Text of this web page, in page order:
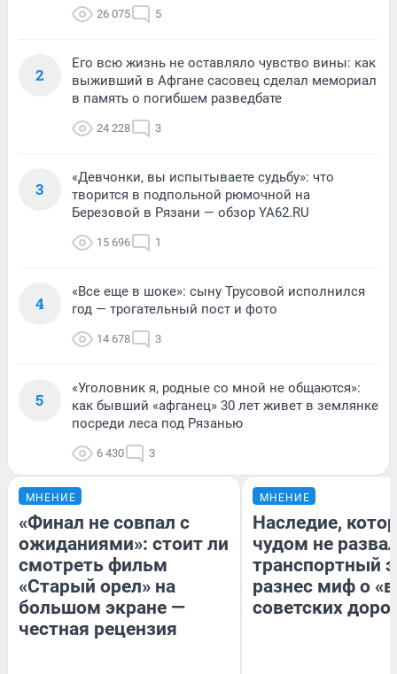
26 075 5
2
Его всю жизнь не оставляло чувство вины: как
выживший в Афгане сасовец сделал мемориал
в память о погибшем разведбате
24 228 3
3
«Девчонки, вы испытываете судьбу»: что
творится в подпольной рюмочной на
Березовой в Рязани — обзор YA62.RU
15 696 1
4
«Все еще в шоке»: сыну Трусовой исполнился
год — трогательный пост и фото
14 678 3
5
«Уголовник я, родные со мной не общаются»:
как бывший «афганец» 30 лет живет в землянке
посреди леса под Рязанью
6 430 3
МНЕНИЕ
«Финал не совпал с
ожиданиями»: стоит ли
смотреть фильм
«Старый орел» на
большом экране —
честная рецензия
МНЕНИЕ
Наследие,
чудом не
транспортный
разнес миф о
советских